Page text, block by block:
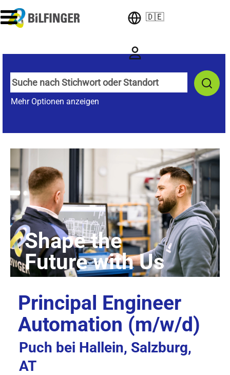
🇩🇪
Mehr Optionen anzeigen
Principal Engineer
Automation (m/w/d)
Puch bei Hallein, Salzburg,
AT